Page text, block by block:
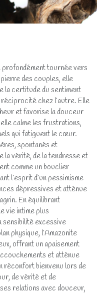
profondément tournée vers
des couples, elle
la certitude du sentiment
chez l’autre. Elle
et favorise la douceur
calme les frustrations,
qui fatiguent le cœur.
spontanés et
la vérité, de la tendresse et
comme un bouclier
l’esprit d’un pessimisme
dépressives et atténue
En équilibrant
vie intime plus
sensibilité excessive
physique, l’Amazonite
offrant un apaisement
et atténue
réconfort bienvenu lors de
de vérité et de
relations avec douceur,